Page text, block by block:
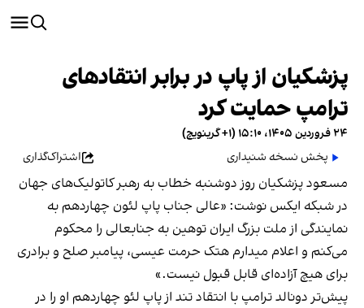
پزشکیان از پاپ در برابر انتقادهای
ترامپ حمایت کرد
۲۴ فروردین ۱۴۰۵، ۱۵:۱۰ (‎+۱ گرینویچ)
پخش نسخه شنیداری
اشتراک‌گذاری
‌مسعود پزشکیان روز دوشنبه خطاب به رهبر کاتولیک‌های جهان
در شبکه ایکس نوشت: «عالی جناب پاپ لئون چهاردهم به
نمایندگی از ملت بزرگ ایران توهین به جنابعالی را محکوم
می‌کنم و اعلام میدارم هتک حرمت عیسی، پیامبر صلح و برادری
برای هیچ آزاده‌ای قابل قبول نیست.»
پیش‌تر دونالد ترامپ با انتقاد تند از پاپ لئو چهاردهم او را در